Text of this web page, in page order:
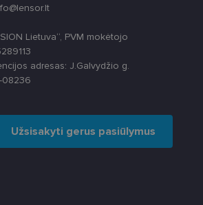
Lietuva“, PVM mokėtojo
adresas: J.Galvydžio g.
08236
Užsisakyti gerus pasiūlymus